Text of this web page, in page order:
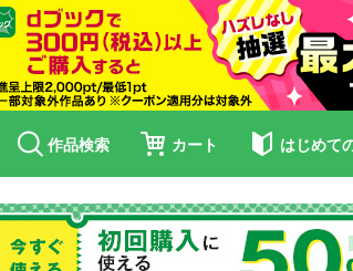
作品検索 カート はじめて